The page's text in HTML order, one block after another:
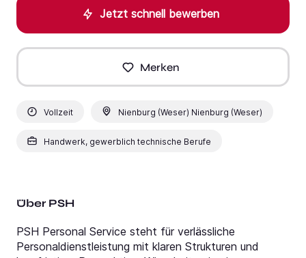
Jetzt schnell bewerben
Merken
Vollzeit Nienburg (Weser) Nienburg (Weser)
Handwerk, gewerblich technische Berufe
Über PSH
PSH Personal Service steht für verlässliche
Personaldienstleistung mit klaren Strukturen und